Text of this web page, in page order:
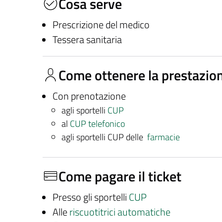
Prescrizione del medico
Tessera sanitaria
Come ottenere la
Con prenotazione
agli sportelli CUP
al CUP telefonico
agli sportelli CUP delle farmacie
Come pagare il ticket
Presso gli sportelli CUP
Alleriscuotitrici automatiche